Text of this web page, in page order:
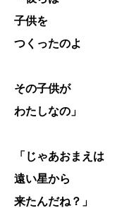
子供を
つくったのよ
その子供が
わたしなの」
「じゃあおまえは
遠い星から
来たんだね？」